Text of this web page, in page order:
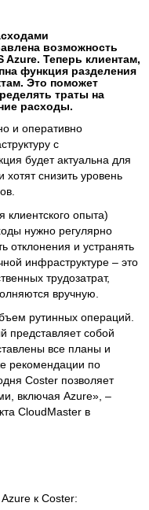
возможность
Azure. Теперь клиентам,
функция разделения
Это поможет
траты на
расходы.
и оперативно
с
будет актуальна для
снизить уровень
опыта)
нужно регулярно
отклонения и устранять
инфраструктуре – это
трудозатрат,
вручную.
рутинных операций.
представляет собой
все планы и
рекомендации по
Coster позволяет
включая Azure», –
CloudMaster в
к Coster: